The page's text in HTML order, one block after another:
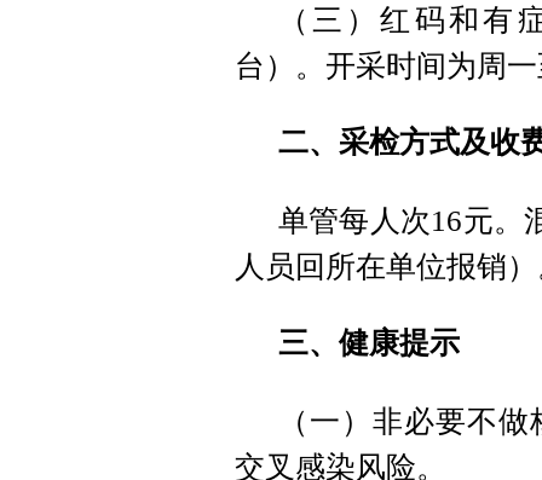
（三）红码和有
台）。开采时间为周
二、采检方式及收
单管每人次16元。
人员回所在单位报销
三、健康提示
（一）非必要不
交叉感染风险。